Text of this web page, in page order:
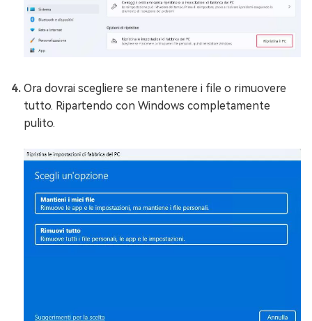
Ora dovrai scegliere se mantenere i file o rimuovere
tutto. Ripartendo con Windows completamente
pulito.